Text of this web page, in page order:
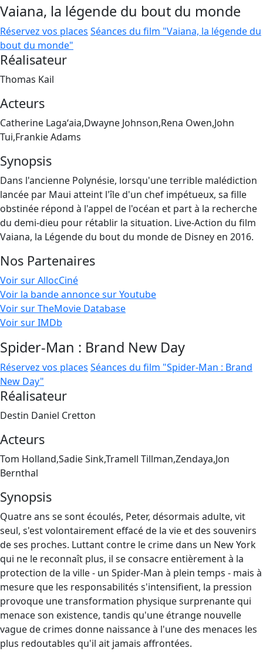
Vaiana, la légende du bout du monde
Réservez vos places Séances du film "Vaiana, la légende du
bout du monde"
Réalisateur
Thomas Kail
Acteurs
Catherine Lagaʻaia,Dwayne Johnson,Rena Owen,John
Tui,Frankie Adams
Synopsis
Dans l'ancienne Polynésie, lorsqu'une terrible malédiction
lancée par Maui atteint l'île d'un chef impétueux, sa fille
obstinée répond à l'appel de l'océan et part à la recherche
du demi-dieu pour rétablir la situation. Live-Action du film
Vaiana, la Légende du bout du monde de Disney en 2016.
Nos Partenaires
Voir sur AllocCiné
Voir la bande annonce sur Youtube
Voir sur TheMovie Database
Voir sur IMDb
Spider-Man : Brand New Day
Réservez vos places Séances du film "Spider-Man : Brand
New Day"
Réalisateur
Destin Daniel Cretton
Acteurs
Tom Holland,Sadie Sink,Tramell Tillman,Zendaya,Jon
Bernthal
Synopsis
Quatre ans se sont écoulés, Peter, désormais adulte, vit
seul, s'est volontairement effacé de la vie et des souvenirs
de ses proches. Luttant contre le crime dans un New York
qui ne le reconnaît plus, il se consacre entièrement à la
protection de la ville - un Spider-Man à plein temps - mais à
mesure que les responsabilités s'intensifient, la pression
provoque une transformation physique surprenante qui
menace son existence, tandis qu'une étrange nouvelle
vague de crimes donne naissance à l'une des menaces les
plus redoutables qu'il ait jamais affrontées.